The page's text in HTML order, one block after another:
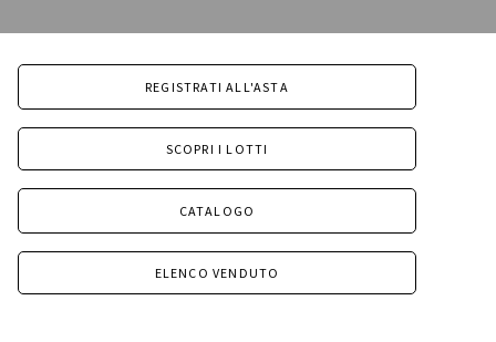
REGISTRATI ALL'ASTA
SCOPRI I LOTTI
CATALOGO
ELENCO VENDUTO